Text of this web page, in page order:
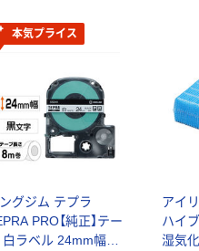
本気プライス
グジム テプラ
PRO【純正】テー
白ラベル 24mm幅
アイ
ハイ
湿気